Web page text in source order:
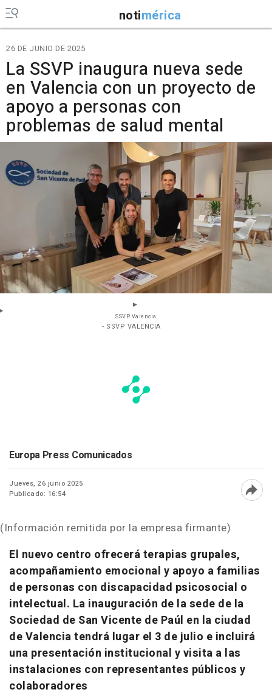
notimérica
26 DE JUNIO DE 2025
La SSVP inaugura nueva sede
en Valencia con un proyecto de
apoyo a personas con
problemas de salud mental
SSVP Valencia
- SSVP VALENCIA
Europa Press Comunicados
Jueves, 26 junio 2025
Publicado: 16:54
(Información remitida por la empresa firmante)
El nuevo centro ofrecerá terapias grupales,
acompañamiento emocional y apoyo a familias
de personas con discapacidad psicosocial o
intelectual. La inauguración de la sede de la
Sociedad de San Vicente de Paúl en la ciudad
de Valencia tendrá lugar el 3 de julio e incluirá
una presentación institucional y visita a las
instalaciones con representantes públicos y
colaboradores